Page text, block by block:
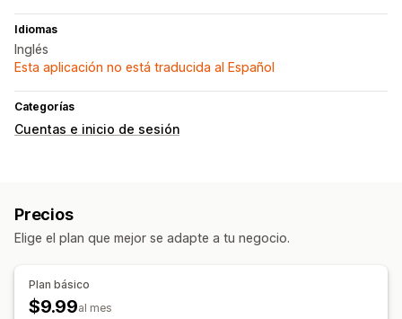
Idiomas
Inglés
Esta aplicación no está traducida al Español
Categorías
Cuentas e inicio de sesión
Precios
Elige el plan que mejor se adapte a tu negocio.
Plan básico
$9.99al mes